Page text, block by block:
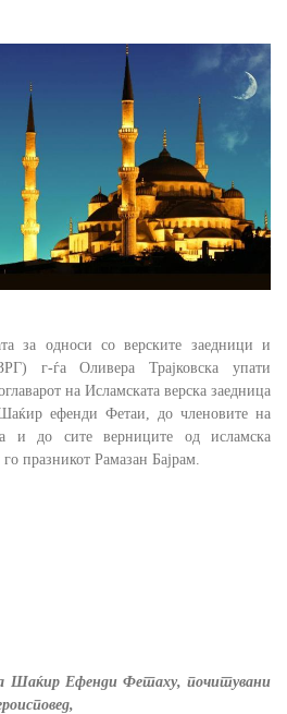
за односи со верските заедници и
г-ѓа Оливера Трајковска упати
на Исламската верска заедница
ефенди Фетаи, до членовите на
и до сите верниците од исламска
празникот Рамазан Бајрам.
Шаќир Ефенди Фетаху, почитувани